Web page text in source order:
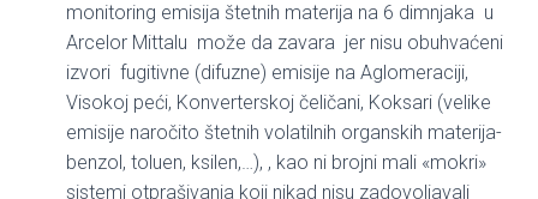
monitoring emisija štetnih materija na 6 dimnjaka u
Arcelor Mittalu može da zavara jer nisu obuhvaćeni
izvori fugitivne (difuzne) emisije na Aglomeraciji,
Visokoj peći, Konverterskoj čeličani, Koksari (velike
emisije naročito štetnih volatilnih organskih materija-
benzol, toluen, ksilen,…), , kao ni brojni mali «mokri»
sistemi otprašivanja koji nikad nisu zadovoljavali